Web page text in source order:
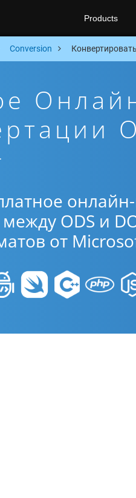
Products
Conversion
ODS и
от